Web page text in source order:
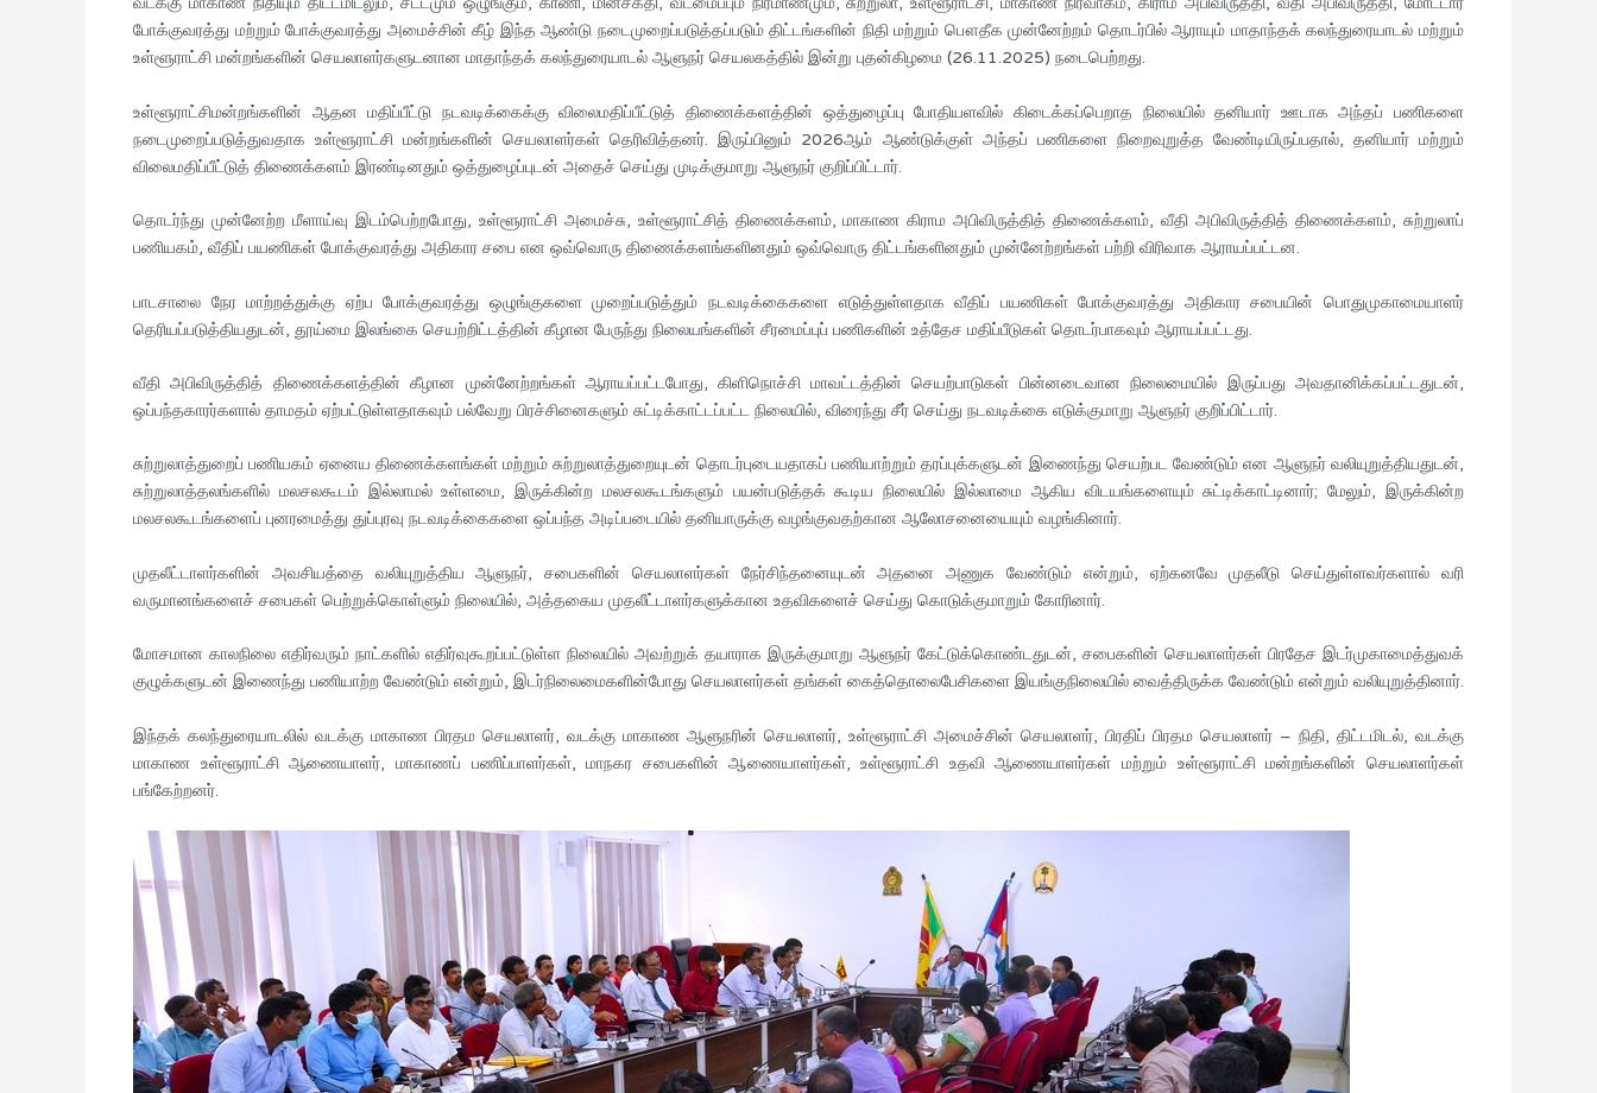
போக்குவரத்து மற்றும் போக்குவரத்து அமைச்சின் கீழ் இந்த ஆண்டு நடைமுறைப்படுத்தப்படும் திட்டங்களின் நிதி மற்றும் பௌதீக முன்னேற்றம் தொடர்பில் ஆராயும் மாதாந்தக் கலந்துரையாடல் மற்றும்
உள்ளூராட்சி மன்றங்களின் செயலாளர்களுடனான மாதாந்தக் கலந்துரையாடல் ஆளுநர் செயலகத்தில் இன்று புதன்கிழமை (26.11.2025) நடைபெற்றது.
உள்ளூராட்சிமன்றங்களின் ஆதன மதிப்பீட்டு நடவடிக்கைக்கு விலைமதிப்பீட்டுத் திணைக்களத்தின் ஒத்துழைப்பு போதியளவில் கிடைக்கப்பெறாத நிலையில் தனியார் ஊடாக அந்தப் பணிகளை
நடைமுறைப்படுத்துவதாக உள்ளூராட்சி மன்றங்களின் செயலாளர்கள் தெரிவித்தனர். இருப்பினும் 2026ஆம் ஆண்டுக்குள் அந்தப் பணிகளை நிறைவுறுத்த வேண்டியிருப்பதால், தனியார் மற்றும்
விலைமதிப்பீட்டுத் திணைக்களம் இரண்டினதும் ஒத்துழைப்புடன் அதைச் செய்து முடிக்குமாறு ஆளுநர் குறிப்பிட்டார்.
தொடர்ந்து முன்னேற்ற மீளாய்வு இடம்பெற்றபோது, உள்ளூராட்சி அமைச்சு, உள்ளூராட்சித் திணைக்களம், மாகாண கிராம அபிவிருத்தித் திணைக்களம், வீதி அபிவிருத்தித் திணைக்களம், சுற்றுலாப்
பணியகம், வீதிப் பயணிகள் போக்குவரத்து அதிகார சபை என ஒவ்வொரு திணைக்களங்களினதும் ஒவ்வொரு திட்டங்களினதும் முன்னேற்றங்கள் பற்றி விரிவாக ஆராயப்பட்டன.
பாடசாலை நேர மாற்றத்துக்கு ஏற்ப போக்குவரத்து ஒழுங்குகளை முறைப்படுத்தும் நடவடிக்கைகளை எடுத்துள்ளதாக வீதிப் பயணிகள் போக்குவரத்து அதிகார சபையின் பொதுமுகாமையாளர்
தெரியப்படுத்தியதுடன், தூய்மை இலங்கை செயற்றிட்டத்தின் கீழான பேருந்து நிலையங்களின் சீரமைப்புப் பணிகளின் உத்தேச மதிப்பீடுகள் தொடர்பாகவும் ஆராயப்பட்டது.
வீதி அபிவிருத்தித் திணைக்களத்தின் கீழான முன்னேற்றங்கள் ஆராயப்பட்டபோது, கிளிநொச்சி மாவட்டத்தின் செயற்பாடுகள் பின்னடைவான நிலைமையில் இருப்பது அவதானிக்கப்பட்டதுடன்,
ஒப்பந்தகாரர்களால் தாமதம் ஏற்பட்டுள்ளதாகவும் பல்வேறு பிரச்சினைகளும் சுட்டிக்காட்டப்பட்ட நிலையில், விரைந்து சீர் செய்து நடவடிக்கை எடுக்குமாறு ஆளுநர் குறிப்பிட்டார்.
சுற்றுலாத்துறைப் பணியகம் ஏனைய திணைக்களங்கள் மற்றும் சுற்றுலாத்துறையுடன் தொடர்புடையதாகப் பணியாற்றும் தரப்புக்களுடன் இணைந்து செயற்பட வேண்டும் என ஆளுநர் வலியுறுத்தியதுடன்,
சுற்றுலாத்தலங்களில் மலசலகூடம் இல்லாமல் உள்ளமை, இருக்கின்ற மலசலகூடங்களும் பயன்படுத்தக் கூடிய நிலையில் இல்லாமை ஆகிய விடயங்களையும் சுட்டிக்காட்டினார்; மேலும், இருக்கின்ற
மலசலகூடங்களைப் புனரமைத்து துப்புரவு நடவடிக்கைகளை ஒப்பந்த அடிப்படையில் தனியாருக்கு வழங்குவதற்கான ஆலோசனையையும் வழங்கினார்.
முதலீட்டாளர்களின் அவசியத்தை வலியுறுத்திய ஆளுநர், சபைகளின் செயலாளர்கள் நேர்சிந்தனையுடன் அதனை அணுக வேண்டும் என்றும், ஏற்கனவே முதலீடு செய்துள்ளவர்களால் வரி
வருமானங்களைச் சபைகள் பெற்றுக்கொள்ளும் நிலையில், அத்தகைய முதலீட்டாளர்களுக்கான உதவிகளைச் செய்து கொடுக்குமாறும் கோரினார்.
மோசமான காலநிலை எதிர்வரும் நாட்களில் எதிர்வுகூறப்பட்டுள்ள நிலையில் அவற்றுக் தயாராக இருக்குமாறு ஆளுநர் கேட்டுக்கொண்டதுடன், சபைகளின் செயலாளர்கள் பிரதேச இடர்முகாமைத்துவக்
குழுக்களுடன் இணைந்து பணியாற்ற வேண்டும் என்றும், இடர்நிலைமைகளின்போது செயலாளர்கள் தங்கள் கைத்தொலைபேசிகளை இயங்குநிலையில் வைத்திருக்க வேண்டும் என்றும் வலியுறுத்தினார்.
இந்தக் கலந்துரையாடலில் வடக்கு மாகாண பிரதம செயலாளர், வடக்கு மாகாண ஆளுநரின் செயலாளர், உள்ளூராட்சி அமைச்சின் செயலாளர், பிரதிப் பிரதம செயலாளர் – நிதி, திட்டமிடல், வடக்கு
மாகாண உள்ளூராட்சி ஆணையாளர், மாகாணப் பணிப்பாளர்கள், மாநகர சபைகளின் ஆணையாளர்கள், உள்ளூராட்சி உதவி ஆணையாளர்கள் மற்றும் உள்ளூராட்சி மன்றங்களின் செயலாளர்கள்
பங்கேற்றனர்.